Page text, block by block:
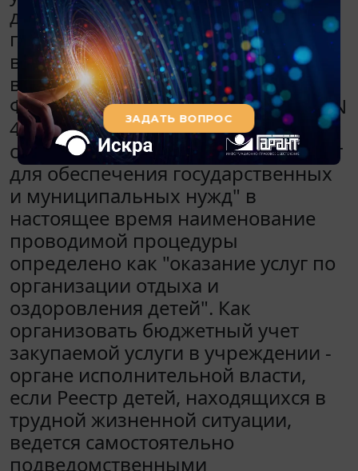
дальнейшем предоставляли
путевки нуждающимся лицам и
вели отчетность. Согласно
внесенным поправкам в
Федеральный закон от 05.04.2013 N
44-ФЗ "О контрактной системе в
сфере закупок товаров, работ, услуг
для обеспечения государственных
и муниципальных нужд" в
настоящее время наименование
проводимой процедуры
определено как "оказание услуг по
организации отдыха и
оздоровления детей". Как
организовать бюджетный учет
закупаемой услуги в учреждении -
органе исполнительной власти,
если Реестр детей, находящихся в
трудной жизненной ситуации,
ведется самостоятельно
подведомственными